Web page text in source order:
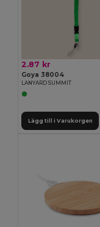
2.87 kr
Goya 38004
LANYARD SUMMIT
Lägg till i Varukorgen